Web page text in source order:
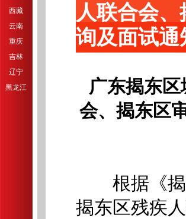
西藏
云南
重庆
吉林
辽宁
黑龙江
人联合会
询及面试通
广东揭东
会、揭东区
根据《揭
揭东区残疾